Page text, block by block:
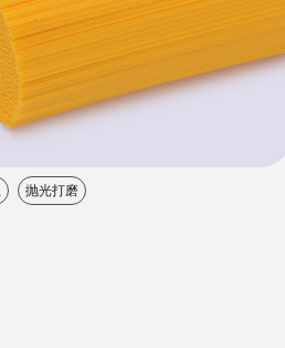
抛光打磨